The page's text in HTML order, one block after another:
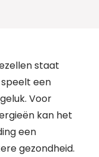
staat
een
Voor
kan het
een
gezondheid.